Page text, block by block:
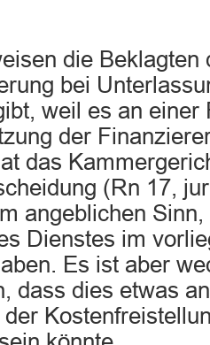
die Beklagten
bei
weil es an einer
der
das
(Rn 17,
angeblichen
Dienstes im
Es ist aber
dass dies etwas